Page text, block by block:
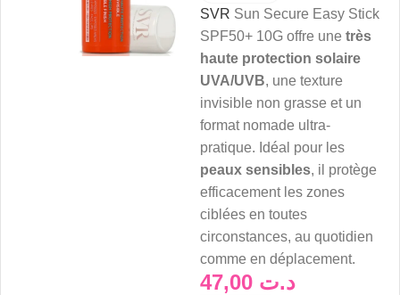
SVR Sun Secure Easy Stick
SPF50+ 10G offre une très
haute protection solaire
UVA/UVB, une texture
invisible non grasse et un
format nomade ultra-
pratique. Idéal pour les
peaux sensibles, il protège
efficacement les zones
ciblées en toutes
circonstances, au quotidien
comme en déplacement.
د.ت